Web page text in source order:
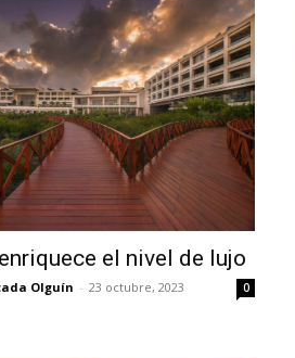
el nivel de lujo
Olguín - 23 octubre, 2023 0